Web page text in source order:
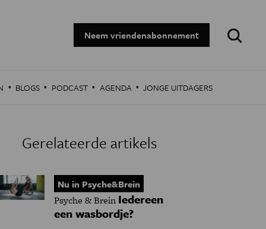
Neem vriendenabonnement
Zoeken:
· BLOGS · PODCAST · AGENDA · JONGE UITDAGERS
Gerelateerde artikels
Nu in Psyche&Brein
Psyche & Brein Iedereen
een wasbordje?